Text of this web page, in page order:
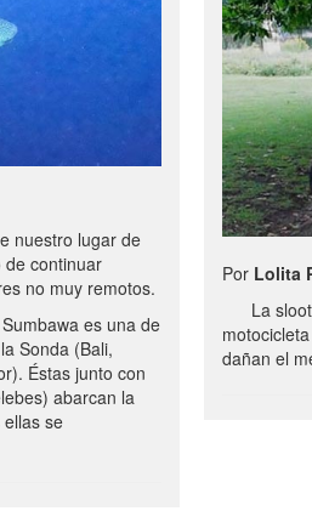
nuestro lugar de
de continuar
no muy remotos.
es una de
Sonda (Bali,
Éstas junto con
abarcan la
se
Por Lolita
La
dañan el